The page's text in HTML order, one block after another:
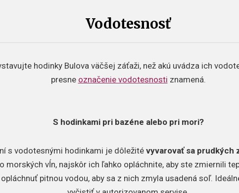
Vodotesnosť
hodinky Bulova väčšej záťaži, než akú uvádza ich
presne označenie vodotesnosti znamená.
S hodinkami pri bazéne alebo pri mori?
s vodotesnými hodinkami je dôležité vyvarovať sa
morských vĺn, najskôr ich ľahko opláchnite, aby ste zmiernili
pitnou vodou, aby sa z nich zmyla usadená soľ.